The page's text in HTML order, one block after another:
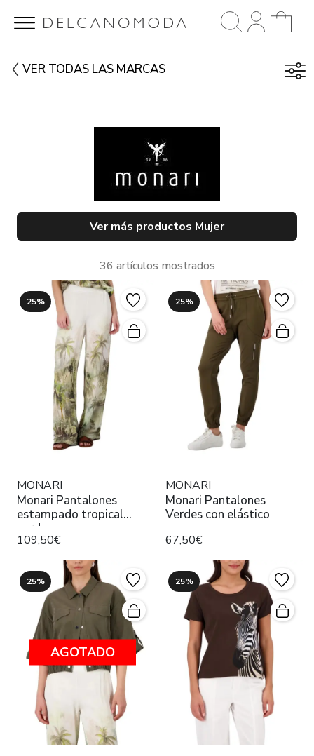
VER TODAS LAS MARCAS
Ver más productos Mujer
36 artículos mostrados
25%
MONARI
Monari Pantalones
estampado tropical
verde
109,50€
25%
MONARI
Monari Pantalones
Verdes con elástico
67,50€
25%
AGOTADO
25%